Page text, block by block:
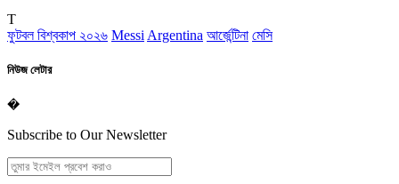
T
ফুটবল বিশ্বকাপ ২০২৬ Messi Argentina আর্জেন্টিনা মেসি
নিউজ লেটার
�
Subscribe to Our Newsletter